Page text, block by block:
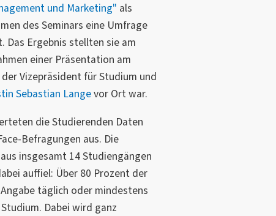
und Marketing" als
des Seminars eine Umfrage
Das Ergebnis stellten sie am
einer Präsentation am
Vizepräsident für Studium und
Sebastian Langevor Ort war.
die Studierenden Daten
Befragungen aus. Die
insgesamt 14 Studiengängen
auffiel: Über 80 Prozent der
täglich oder mindestens
Dabei wird ganz